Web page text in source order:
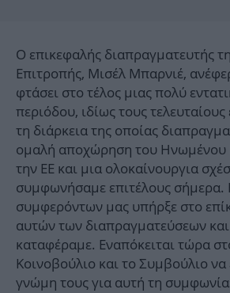
Ο επικεφαλής διαπραγματευτής
Επιτροπής, Μισέλ Μπαρνιέ,
φτάσει στο τέλος μιας πολύ
περιόδου, ιδίως τους
τη διάρκεια της οποίας
ομαλή αποχώρηση του Ηνωμένου
την ΕΕ και μια ολοκαίνουργια
συμφωνήσαμε επιτέλους
συμφερόντων μας υπήρξε στο
αυτών των διαπραγματεύσεων
καταφέραμε. Εναπόκειται τώρα
Κοινοβούλιο και το Συμβούλιο
γνώμη τους για αυτή τη